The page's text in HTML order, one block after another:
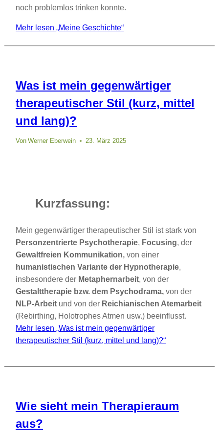
noch problemlos trinken konnte.
Mehr lesen „Meine Geschichte“
Was ist mein gegenwärtiger
therapeutischer Stil (kurz, mittel
und lang)?
Von Werner Eberwein 23. März 2025
Kurzfassung:
Mein gegenwärtiger therapeutischer Stil ist stark von
Personzentrierte Psychotherapie, Focusing, der
Gewaltfreien Kommunikation, von einer
humanistischen Variante der Hypnotherapie,
insbesondere der Metaphernarbeit, von der
Gestalttherapie bzw. dem Psychodrama, von der
NLP-Arbeit und von der Reichianischen Atemarbeit
(Rebirthing, Holotrophes Atmen usw.) beeinflusst.
Mehr lesen „Was ist mein gegenwärtiger
therapeutischer Stil (kurz, mittel und lang)?“
Wie sieht mein Therapieraum
aus?